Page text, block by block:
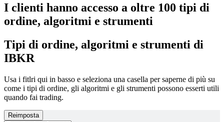
I clienti hanno accesso a oltre 100 tipi di
ordine, algoritmi e strumenti
Tipi di ordine, algoritmi e strumenti di
IBKR
Usa i fitlri qui in basso e seleziona una casella per saperne di più su
come i tipi di ordine, gli algoritmi e gli strumenti possono esserti utili
quando fai trading.
Reimposta